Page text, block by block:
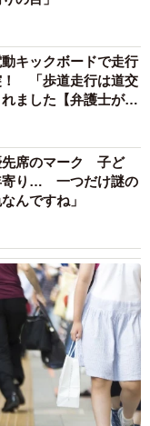
ました【弁護士が解
先席のマーク 子ど
寄り… 一つだけ謎の
んですね」
が約半数 新幹線・高